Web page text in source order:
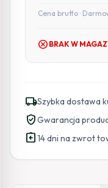
Cena brutto ·
cancel BRAK W
local_shippingSzybka dostawa
verified_userGwarancja
assignment_return14 dni na zwrot